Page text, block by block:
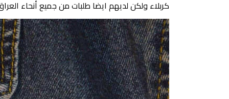
كربلاء ولكن لديهم ايضا طلبات من جميع أنحاء